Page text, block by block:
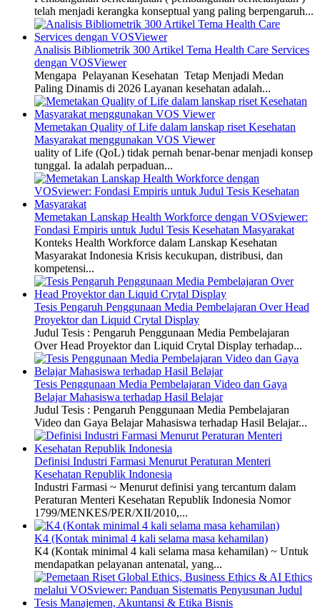
telah menjadi kerangka konseptual yang paling berpengaruh...
Analisis Bibliometrik 300 Artikel Tema Health Care Services
dengan VOSViewer
Mengapa Pelayanan Kesehatan Tetap Menjadi Medan
Paling Dinamis di 2026 Layanan kesehatan adalah...
Memetakan Quality of Life dalam lanskap riset Kesehatan
Masyarakat menggunakan VOS Viewer
uality of Life (QoL) tidak pernah benar-benar menjadi konsep
tunggal. Ia adalah perpaduan...
Memetakan Lanskap Health Workforce dengan VOSviewer:
Fondasi Empiris untuk Judul Tesis Kesehatan Masyarakat
Konteks Health Workforce dalam Lanskap Kesehatan
Masyarakat Indonesia Krisis kecukupan, distribusi, dan
kompetensi...
Tesis Pengaruh Penggunaan Media Pembelajaran Over Head
Proyektor dan Liquid Crytal Display
Judul Tesis : Pengaruh Penggunaan Media Pembelajaran
Over Head Proyektor dan Liquid Crytal Display terhadap...
Tesis Penggunaan Media Pembelajaran Video dan Gaya
Belajar Mahasiswa terhadap Hasil Belajar
Judul Tesis : Pengaruh Penggunaan Media Pembelajaran
Video dan Gaya Belajar Mahasiswa terhadap Hasil Belajar...
Definisi Industri Farmasi Menurut Peraturan Menteri
Kesehatan Republik Indonesia
Industri Farmasi ~ Menurut definisi yang tercantum dalam
Peraturan Menteri Kesehatan Republik Indonesia Nomor
1799/MENKES/PER/XII/2010,...
K4 (Kontak minimal 4 kali selama masa kehamilan)
K4 (Kontak minimal 4 kali selama masa kehamilan) ~ Untuk
mendapatkan pelayanan antenatal, yang...